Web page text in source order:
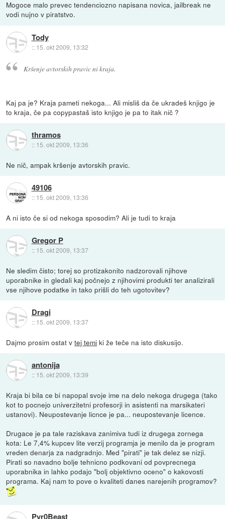
Mogoce malo prevec tendenciozno napisana novica, jailbreak ne
vodi nujno v piratstvo.
Tody
:: 15. okt 2009, 13:32
Kršenje avtorskih pravic ni kraja.
Kaj pa je? Kraja pameti nekoga... Ali misliš da če ukradeš knjigo je
to kraja, če pa copypastaš isto knjigo je pa to itak nič ?
thramos
:: 15. okt 2009, 13:36
Ne nič, ampak kršenje avtorskih pravic.
49106
:: 15. okt 2009, 13:36
A ni isto če si od nekoga sposodim? Ali je tudi to kraja
Gregor P
:: 15. okt 2009, 13:37
Ne sledim čisto; torej so protizakonito nadzorovali njihove
uporabnike in gledali kaj počnejo z njihovimi produkti ter analizirali
vse njihove podatke in tako prišli do teh ugotovitev?
Dragi
:: 15. okt 2009, 13:37
Dajmo prosim ostat vtej temi ki že teče na isto diskusijo.
antonija
:: 15. okt 2009, 13:39
Kraja bi bila ce bi napopal svoje ime na delo nekoga drugega (tako
kot to pocnejo univerzitetni profesorji in asistenti na marsikateri
ustanovi). Neupostevanje licnce je pa... neupostevanje licence.
Drugace je pa tale raziskava zanimiva tudi iz drugega zornega
kota: Le 7,4% kupcev lite verzij programja je menilo da je program
vreden denarja za nadgradnjo. Med "pirati" je tak delez se nizji.
Pirati so navadno bolje tehnicno podkovani od povprecnega
uporabnika in lahko podajo "bolj objektivno oceno" o kakovosti
programa. Kaj nam to pove o kvaliteti danes narejenih programov?
Pyr0Beast